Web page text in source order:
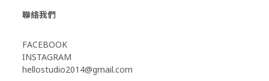
聯絡我們
FACEBOOK
INSTAGRAM
hellostudio2014@gmail.com